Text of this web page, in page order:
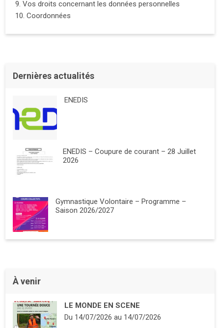
9. Vos droits concernant les données personnelles
10. Coordonnées
Dernières actualités
ENEDIS
ENEDIS – Coupure de courant – 28 Juillet
2026
Gymnastique Volontaire – Programme –
Saison 2026/2027
À venir
LE MONDE EN SCENE
Du 14/07/2026au 14/07/2026